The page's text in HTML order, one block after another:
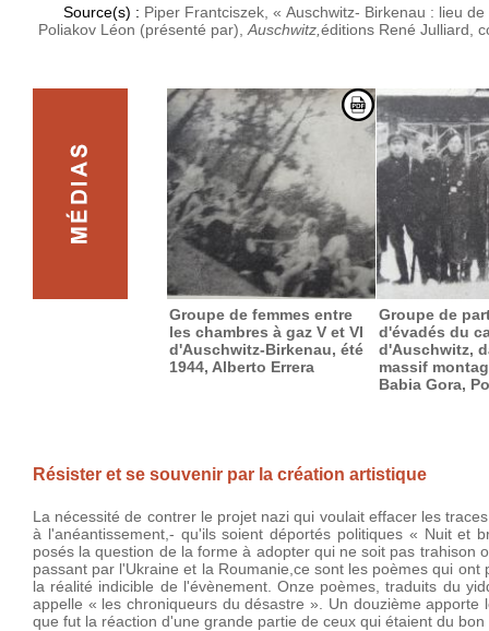
Source(s) : Piper Frantciszek, « Auschwitz- Birkenau : lieu
Poliakov Léon (présenté par), Auschwitz, éditions René Julliard,
Groupe de femmes entre
les chambres à gaz V et VI
d'Auschwitz-Birkenau, été
1944, Alberto Errera
Groupe de
d'évadés du
d'Auschwitz,
massif
Babia Gora,
Résister et se souvenir par la création artistique
La nécessité de contrer le projet nazi qui voulait effacer les
à l'anéantissement,- qu'ils soient déportés politiques « Nuit et
posés la question de la forme à adopter qui ne soit pas
passant par l'Ukraine et la Roumanie,ce sont les poèmes qui
la réalité indicible de l'évènement. Onze poèmes, traduits du
appelle « les chroniqueurs du désastre ». Un douzième
que fut la réaction d'une grande partie de ceux qui étaient du